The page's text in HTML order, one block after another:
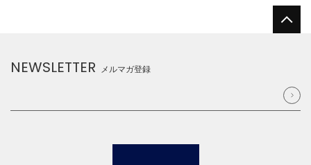
NEWSLETTER メルマガ登録